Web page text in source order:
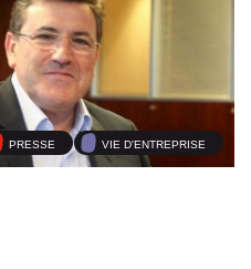
PRESSE VIE D'ENTREPRISE